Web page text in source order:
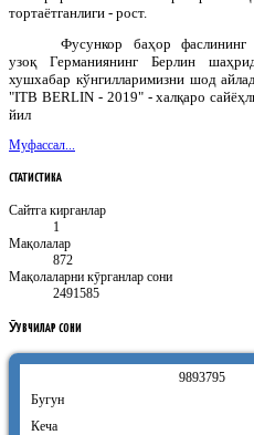
тортаётганлиги - рост.
Фусункор баҳор фаслининг
узоқ Германиянинг Берлин
хушхабар кўнгилларимизни шод
"ITB BERLIN- 2019" - халқаро
йил
Муфассал...
СТАТИСТИКА
Сайтга кирганлар
1
Мақолалар
872
Мақолаларни кӯрганлар сони
2491585
ӮҚУВЧИЛАРСОНИ
9893795
Бугун
Кеча